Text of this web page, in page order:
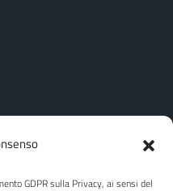
GDPR sulla Privacy, ai sensi del